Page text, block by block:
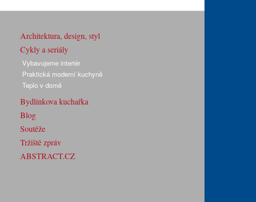
Architektura, design, styl
Cykly a seriály
Vybavujeme interiér
Praktická moderní kuchyně
Teplo v domě
Bydlínkova kuchařka
Blog
Soutěže
Tržiště zpráv
ABSTRACT.CZ